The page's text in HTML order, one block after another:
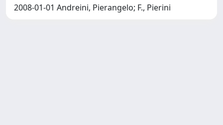
2008-01-01 Andreini, Pierangelo; F., Pierini